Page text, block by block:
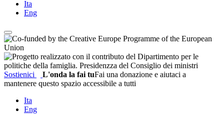
Ita
Eng
Sostienici L'onda la fai tuFai una donazione e aiutaci a
mantenere questo spazio accessibile a tutti
Ita
Eng